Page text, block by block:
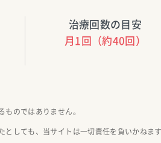
治療回数の目安
月1回（約40回）
のではありません。
としても、当サイトは一切責任を負いかねま